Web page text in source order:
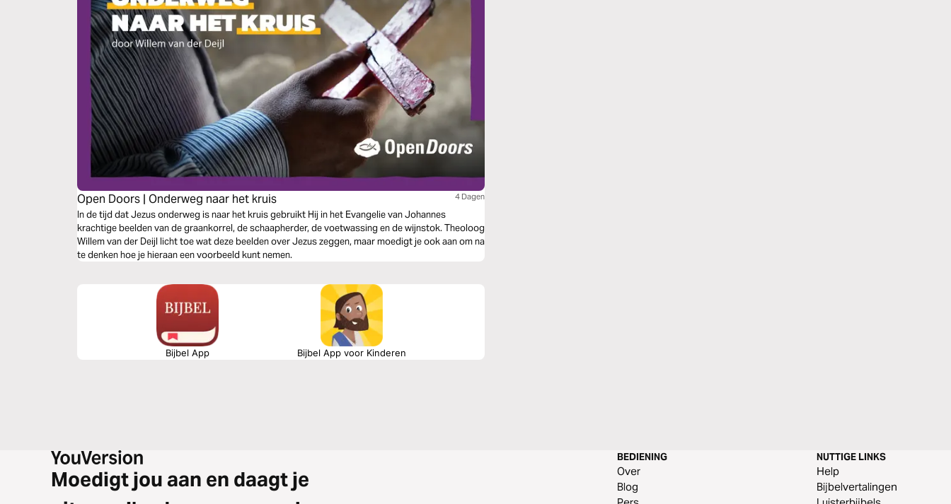
Open Doors | Onderweg naar het kruis 4 Dagen
In de tijd dat Jezus onderweg is naar het kruis gebruikt Hij in het Evangelie van Johannes
krachtige beelden van de graankorrel, de schaapherder, de voetwassing en de wijnstok. Theoloog
Willem van der Deijl licht toe wat deze beelden over Jezus zeggen, maar moedigt je ook aan om na
te denken hoe je hieraan een voorbeeld kunt nemen.
Bijbel App Bijbel App voor Kinderen
Moedigt jou aan en daagt je
BEDIENING
Over
Blog
NUTTIGE LINKS
Help
Bijbelvertalingen